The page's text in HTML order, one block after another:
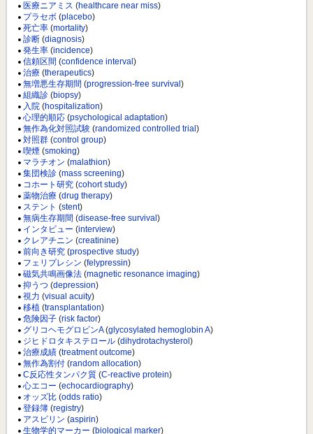
医療ニアミス (healthcare near miss)
プラセボ (placebo)
死亡率 (mortality)
診断 (diagnosis)
発生率 (incidence)
信頼区間 (confidence interval )
治療 (therapeutics)
無増悪生存期間 (progression-free survival )
組織診 (biopsy)
入院 (hospitalization)
心理的順応 (psychological adaptation)
無作為化対照試験 (randomized controlled trial )
対照群 (control group)
喫煙 (smoking)
マラチオン (malathion)
集団検診 (mass screening)
コホート研究 (cohort study)
薬物治療 (drug therapy)
ステント (stent)
無病生存期間 (disease-free survival )
インタビュー (interview)
クレアチニン (creatinine)
前向き研究 (prospective study)
フェリプレシン (felypressin)
磁気共鳴画像法 (magnetic resonance imaging)
抑うつ (depression)
視力 (visual acuity)
移植 (transplantation)
危険因子 (risk factor)
グリコヘモグロビンA(glycosylated hemoglobin A)
ジヒドロタキステロール (dihydrotachysterol )
治療成績 (treatment outcome)
無作為割付 (random allocation)
C反応性タンパク質 (C-reactive protein)
心エコー (echocardiography)
オッズ比 (odds ratio)
登録簿 (registry)
アスピリン (aspirin)
生物学的マーカー (biological marker)